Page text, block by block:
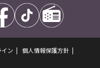
ン
個人情報保護方針